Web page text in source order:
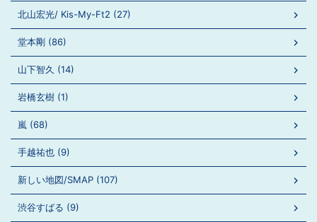
北山宏光/ Kis-My-Ft2 (27)
堂本剛 (86)
山下智久 (14)
岩橋玄樹 (1)
嵐 (68)
手越祐也 (9)
新しい地図/SMAP (107)
渋谷すばる (9)